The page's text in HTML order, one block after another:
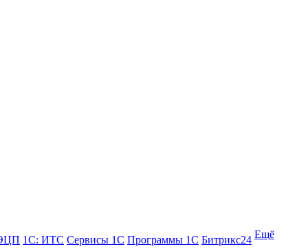
1С: ИТС Сервисы 1С Программы 1С Битрикс24 Ещё